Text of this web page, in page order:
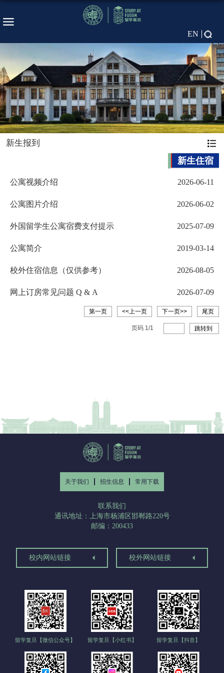
EN
新生报到
新生住宿
公寓视频介绍 2026-06-11
公寓图片介绍 2026-06-02
外国留学生公寓宿费支付提示 2025-07-09
公寓简介 2019-03-14
校外住宿信息（仅供参考） 2026-08-05
网上订房常见问题 Q & A 2026-07-09
第一页 <<上一页 下一页>> 尾页
页码 1 /1 跳转到
关于我们 招生信息 常用下载
联系我们
通讯地址：上海市杨浦区邯郸路220号
邮编：200433
校内网站链接 校外网站链接
留学复旦【微信公众号】 留学复旦【小红书】 留学复旦【抖音】